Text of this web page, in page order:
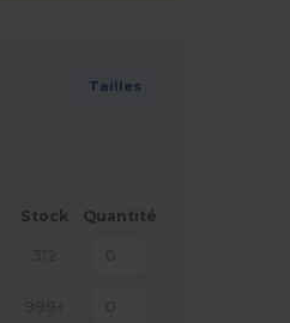
Tailles
Stock Quantité